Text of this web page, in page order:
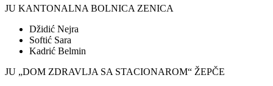
JU KANTONALNA BOLNICA ZENICA
Džidić Nejra
Softić Sara
Kadrić Belmin
JU „DOM ZDRAVLJA SA STACIONAROM“ ŽEPČE